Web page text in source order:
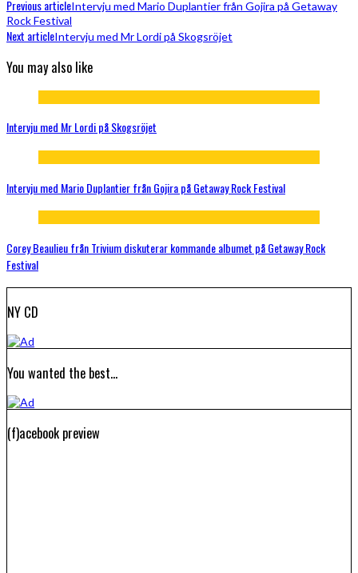
Previous articleIntervju med Mario Duplantier från Gojira på Getaway
Rock Festival
Next articleIntervju med Mr Lordi på Skogsröjet
You may also like
Intervju med Mr Lordi på Skogsröjet
Intervju med Mario Duplantier från Gojira på Getaway Rock Festival
Corey Beaulieu från Trivium diskuterar kommande albumet på Getaway Rock
Festival
NY CD
You wanted the best…
(f)acebook preview